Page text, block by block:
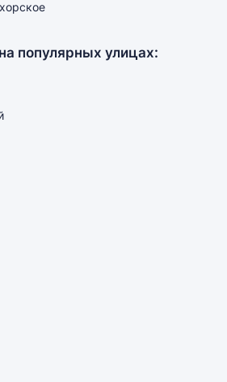
популярных улицах: